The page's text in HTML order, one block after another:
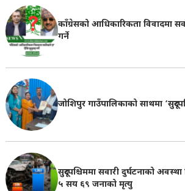
काँग्रेसको आधिकारिकता विवादमा
गर्ने
जोशिपुर गाउँपालिकाको साथमा
सुदूरपश्चिममा सवारी दुर्घटनाको
५ सय ६९ जनाको मृत्यु